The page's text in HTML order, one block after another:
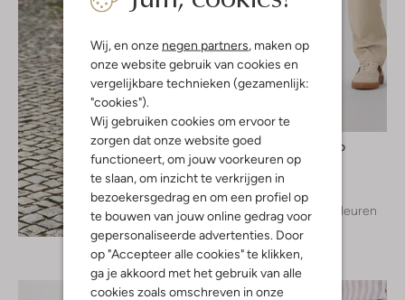
Wij, en onze negen partners, maken op
onze website gebruik van cookies en
vergelijkbare technieken (gezamenlijk:
"cookies").
Wij gebruiken cookies om ervoor te
zorgen dat onze website goed
functioneert, om jouw voorkeuren op
te slaan, om inzicht te verkrijgen in
bezoekersgedrag en om een profiel op
te bouwen van jouw online gedrag voor
gepersonaliseerde advertenties. Door
op "Accepteer alle cookies" te klikken,
ga je akkoord met het gebruik van alle
cookies zoals omschreven in onze
Ontdek de look
Profuomo
Chino
+ meer kleuren